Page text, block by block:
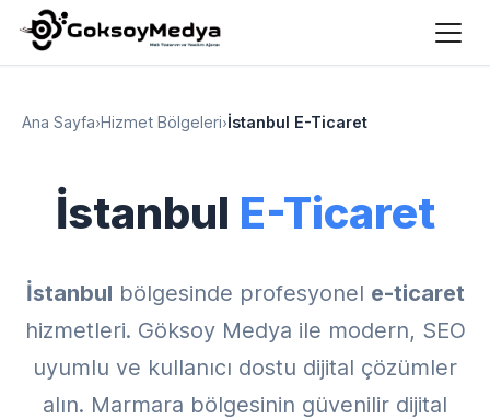
Ana Sayfa›Hizmet Bölgeleri›İstanbul E-Ticaret
İstanbul E-Ticaret
İstanbul bölgesinde profesyonel e-ticaret
hizmetleri. Göksoy Medya ile modern, SEO
uyumlu ve kullanıcı dostu dijital çözümler
alın. Marmara bölgesinin güvenilir dijital